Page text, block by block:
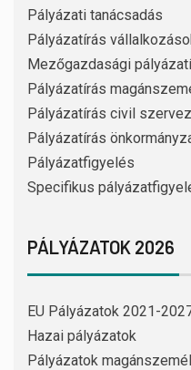
Pályázati tanácsadás
Pályázatírás
Mezőgazdasági
Pályázatírás
Pályázatírás civil
Pályázatírás
Pályázatfigyelés
Specifikus
PÁLYÁZATOK 2026
EU Pályázatok 2021-
Hazai pályázatok
Pályázatok